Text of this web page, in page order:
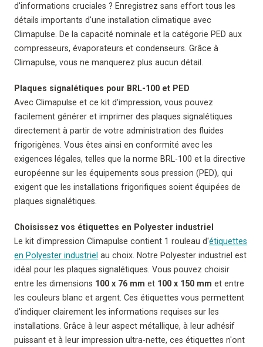
d'informations cruciales ? Enregistrez sans effort tous les
détails importants d'une installation climatique avec
Climapulse. De la capacité nominale et la catégorie PED aux
compresseurs, évaporateurs et condenseurs. Grâce à
Climapulse, vous ne manquerez plus aucun détail.
Plaques signalétiques pour BRL-100 et PED
Avec Climapulse et ce kit d'impression, vous pouvez
facilement générer et imprimer des plaques signalétiques
directement à partir de votre administration des fluides
frigorigènes. Vous êtes ainsi en conformité avec les
exigences légales, telles que la norme BRL-100 et la directive
européenne sur les équipements sous pression (PED), qui
exigent que les installations frigorifiques soient équipées de
plaques signalétiques.
Choisissez vos étiquettes en Polyester industriel
Le kit d'impression Climapulse contient 1 rouleau d'étiquettes
en Polyester industriel au choix. Notre Polyester industriel est
idéal pour les plaques signalétiques. Vous pouvez choisir
entre les dimensions 100 x 76 mm et 100 x 150 mm et entre
les couleurs blanc et argent. Ces étiquettes vous permettent
d'indiquer clairement les informations requises sur les
installations. Grâce à leur aspect métallique, à leur adhésif
puissant et à leur impression ultra-nette, ces étiquettes n'ont